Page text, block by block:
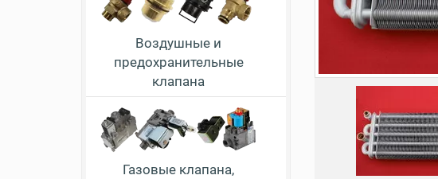
Воздушные и
предохранительные
клапана
Газовые клапана,